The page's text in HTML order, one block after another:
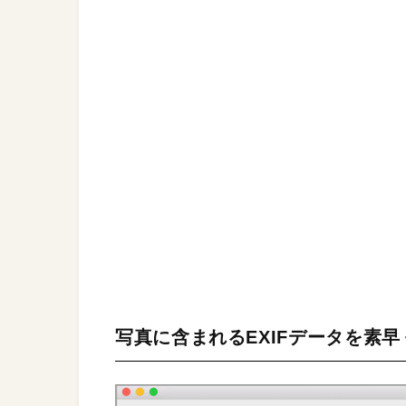
写真に含まれるEXIFデータを素早